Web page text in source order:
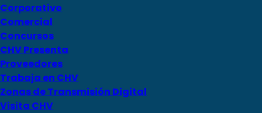
Corporativo
Comercial
Concursos
CHV Presenta
Proveedores
Trabaja en CHV
Zonas de Transmisión Digital
Visita CHV